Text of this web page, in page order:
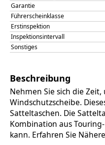
Garantie
Führerscheinklasse
Erstinspektion
Inspektionsintervall
Sonstiges
Beschreibung
Nehmen Sie sich die
Windschutzscheibe.
Satteltaschen. Die
Kombination aus
kann. Erfahren Sie